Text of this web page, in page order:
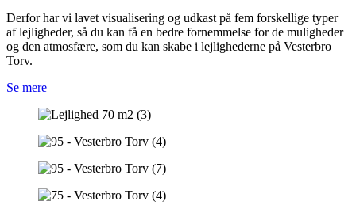
Derfor har vi lavet visualisering og udkast på fem forskellige typer
af lejligheder, så du kan få en bedre fornemmelse for de muligheder
og den atmosfære, som du kan skabe i lejlighederne på Vesterbro
Torv.
Se mere